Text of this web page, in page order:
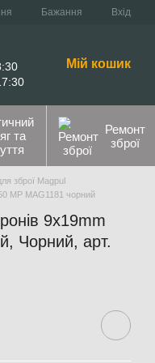
Бажання Вхід
Мій кошик
та
Ремонт
зброї
зброї Magpul
MP MAG1181 чорний
9x19mm
Чорний, арт.